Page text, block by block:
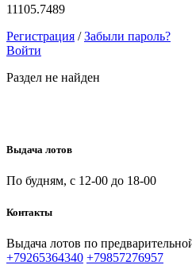
11105.7489
Регистрация / Забыли пароль?
Войти
Раздел не найден
Выдача лотов
По будням, с 12-00 до 18-00
Контакты
Выдача лотов по
+79265364340 +79857276957